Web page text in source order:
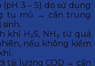
3 – 5) do sử dụng
tụ mủ → cần trung
khí H₂S, NH₃ từ quá
nếu không kiểm
tải lượng COD → cần